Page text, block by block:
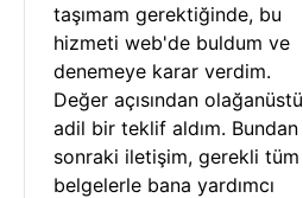
taşımam gerektiğinde, bu
hizmeti web'de buldum ve
denemeye karar verdim.
Değer açısından olağanüstü
adil bir teklif aldım. Bundan
sonraki iletişim, gerekli tüm
belgelerle bana yardımcı